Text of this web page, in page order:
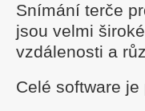
Snímání terče
jsou velmi
vzdálenosti a
Celé software